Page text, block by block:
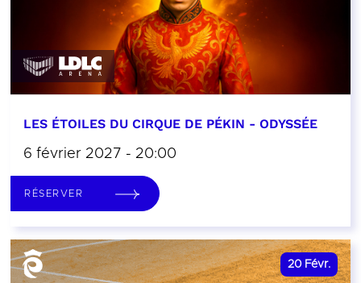
LES ÉTOILES DU CIRQUE DE PÉKIN - ODYSSÉE
6 février 2027 - 20:00
RÉSERVER
20 Févr.